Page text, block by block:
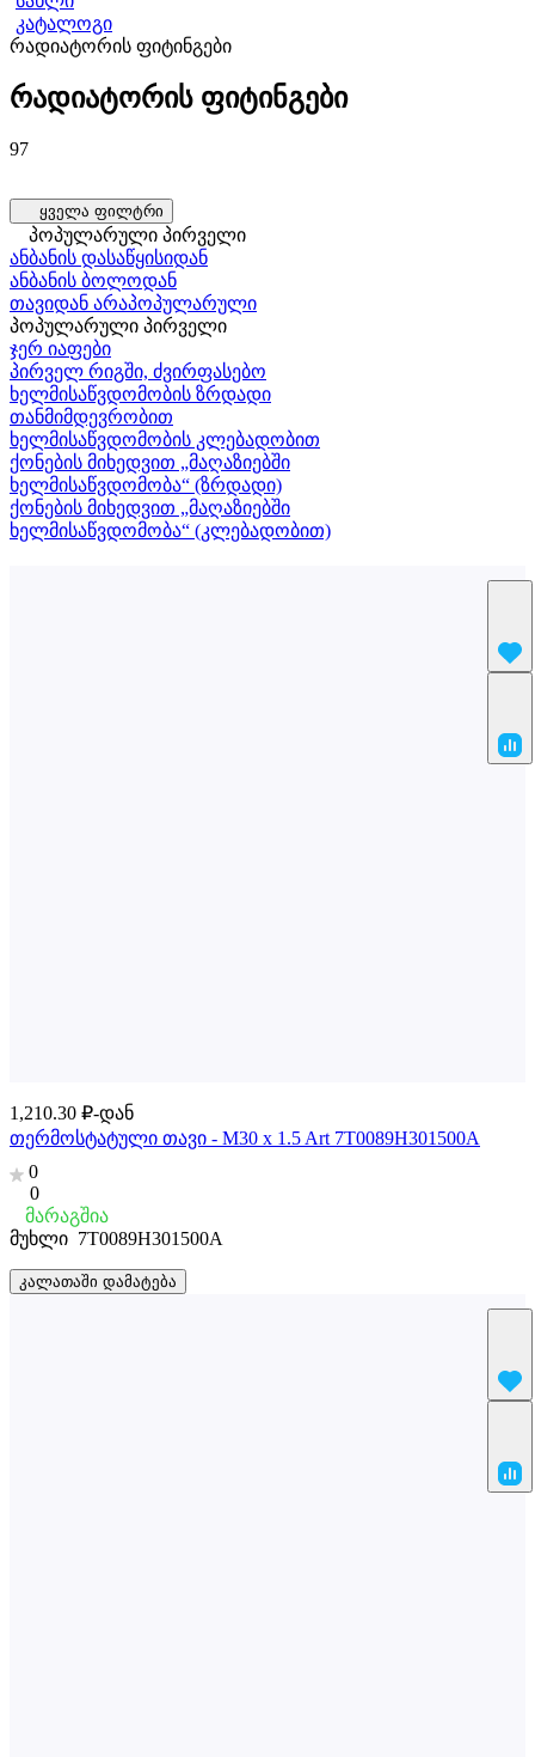
კატალოგი
რადიატორის ფიტინგები
რადიატორის ფიტინგები
97
რადიატორის სარქველები
53 პროდუქტი
თერმული თავები რადიატორებისთვის
12 პროდუქტი
თერმოსტატული სარქველები
24 პროდუქტი
ქვედა კავშირის კვანძები
4 პროდუქტი
რადიატორის რეგულირების ნაკრებები
4 პროდუქტი
ყველა ფილტრი
პოპულარული პირველი
ანბანის დასაწყისიდან
ანბანის ბოლოდან
თავიდან არაპოპულარული
პოპულარული პირველი
ჯერ იაფები
პირველ რიგში, ძვირფასებო
ხელმისაწვდომობის ზრდადი
თანმიმდევრობით
ხელმისაწვდომობის კლებადობით
ქონების მიხედვით „მაღაზიებში
ხელმისაწვდომობა“ (ზრდადი)
ქონების მიხედვით „მაღაზიებში
ხელმისაწვდომობა“ (კლებადობით)
1,210.30 ₽-დან
თერმოსტატული თავი - M30 x 1.5 Art 7T0089H301500A
0
0
მარაგშია
მუხლი 7T0089H301500A
კალათაში დამატება